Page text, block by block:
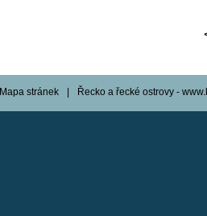
Mapa stránek Řecko a řecké ostrovy -